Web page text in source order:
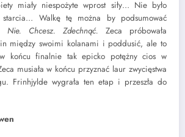
miały niespożyte wprost siły… Nie było
Walkę tę można by podsumować
Nie. Chcesz. Zdechnąć. Zeca próbowała
między swoimi kolanami i poddusić, ale to
w końcu finalnie tak epicko potężny cios w
musiała w końcu przyznać laur zwycięstwa
Frinhjylde wygrała ten etap i przeszła do